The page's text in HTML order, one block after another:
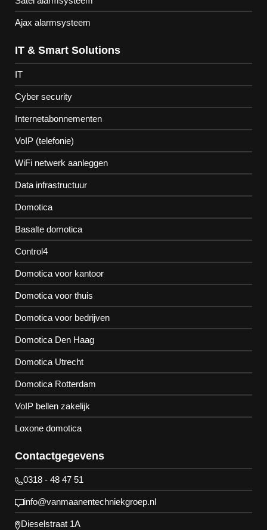
Ajax alarmsysteem
IT & Smart Solutions
IT
Cyber security
Internetabonnementen
VoIP (telefonie)
WiFi netwerk aanleggen
Data infrastructuur
Domotica
Basalte domotica
Control4
Domotica voor kantoor
Domotica voor thuis
Domotica voor bedrijven
Domotica Den Haag
Domotica Utrecht
Domotica Rotterdam
VoIP bellen zakelijk
Loxone domotica
Contactgegevens
0318 - 48 47 51
info@vanmaanentechniekgroep.nl
Dieselstraat 1A